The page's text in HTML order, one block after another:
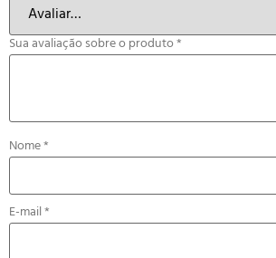
Sua avaliação sobre o produto*
Nome*
E-mail*